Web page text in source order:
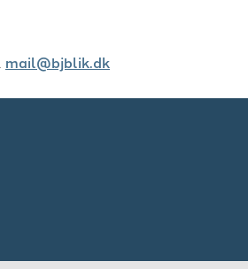
mail@bjblik.dk